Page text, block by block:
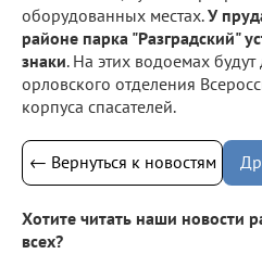
оборудованных местах.У
районе парка "Разградский"
знаки. На этих водоемах
орловского отделения
корпуса спасателей.
← Вернуться к новостям
Хотите читать наши новости
всех?